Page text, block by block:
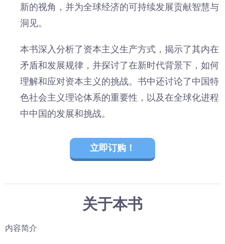
新的视角，并为全球经济的可持续发展贡献智慧与
洞见。
本书深入分析了资本主义生产方式，揭示了其内在
矛盾和发展规律，并探讨了在新时代背景下，如何
理解和应对资本主义的挑战。书中还讨论了中国特
色社会主义理论体系的重要性，以及在全球化进程
中中国的发展和挑战。
立即订购！
关于本书
内容简介